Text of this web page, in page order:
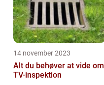
14 november 2023
Alt du behøver at vide om
TV-inspektion